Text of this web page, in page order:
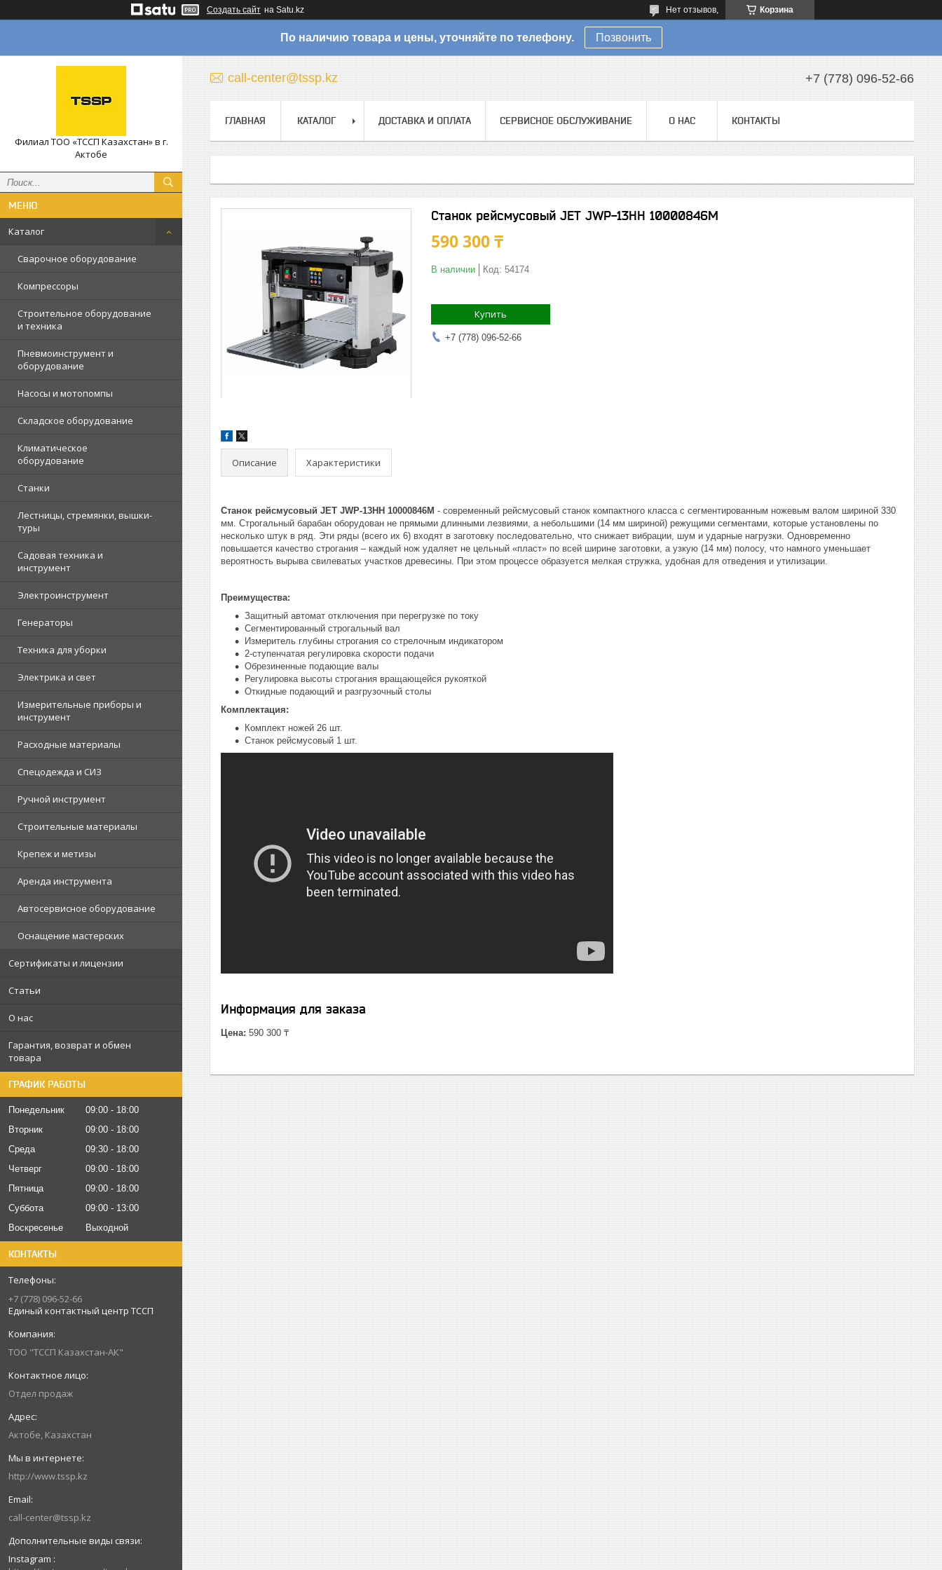
Создать сайт на Satu.kz Корзина
Нет отзывов,
По наличию товара и цены, уточняйте по телефону. Позвонить
Филиал ТОО «ТССП Казахстан» в г.
Актобе
Каталог
Сварочное оборудование
Компрессоры
Строительное оборудование
и техника
Пневмоинструмент и
оборудование
Насосы и мотопомпы
Складское оборудование
Климатическое
оборудование
Станки
Лестницы, стремянки, вышки-
туры
Садовая техника и
инструмент
Электроинструмент
Генераторы
Техника для уборки
Электрика и свет
Измерительные приборы и
инструмент
Расходные материалы
Спецодежда и СИЗ
Ручной инструмент
Строительные материалы
Крепеж и метизы
Аренда инструмента
Автосервисное оборудование
Оснащение мастерских
Сертификаты и лицензии
Статьи
О нас
Гарантия, возврат и обмен
товара
ГРАФИК РАБОТЫ
Понедельник 09:00
18:00
Вторник
09:00
18:00
Среда
09:30
18:00
Четверг
09:00
18:00
Пятница
09:00
18:00
Суббота
09:00
13:00
Воскресенье
Выходной
КОНТАКТЫ
+7 (778) 096-52-66
Единый контактный центр ТССП
ТОО "ТССП Казахстан-АК"
Отдел продаж
Актобе, Казахстан
http://www.tssp.kz
call-center@tssp.kz
Instagram
call-center@tssp.kz +7 (778) 096-52-66
ГЛАВНАЯ КАТАЛОГ ДОСТАВКА И ОПЛАТА СЕРВИСНОЕ ОБСЛУЖИВАНИЕ О НАС КОНТАКТЫ
Станок рейсмусовый JET JWP-13HH 10000846M
590 300 ₸
В наличии Код: 54174
Купить
+7 (778) 096-52-66
Описание Характеристики
Станок рейсмусовый JET JWP-13HH 10000846M - современный рейсмусовый станок компактного класса с сегментированным ножевым валом шириной 330
мм. Строгальный барабан оборудован не прямыми длинными лезвиями, а небольшими (14 мм шириной) режущими сегментами, которые установлены по
несколько штук в ряд. Эти ряды (всего их 6) входят в заготовку последовательно, что снижает вибрации, шум и ударные нагрузки. Одновременно
повышается качество строгания – каждый нож удаляет не цельный «пласт» по всей ширине заготовки, а узкую (14 мм) полосу, что намного уменьшает
вероятность вырыва свилеватых участков древесины. При этом процессе образуется мелкая стружка, удобная для отведения и утилизации.
Преимущества:
Защитный автомат отключения при перегрузке по току
Сегментированный строгальный вал
Измеритель глубины строгания со стрелочным индикатором
2-ступенчатая регулировка скорости подачи
Обрезиненные подающие валы
Регулировка высоты строгания вращающейся рукояткой
Откидные подающий и разгрузочный столы
Комплектация:
Комплект ножей 26 шт.
Станок рейсмусовый 1 шт.
Информация для заказа
Цена: 590 300 ₸